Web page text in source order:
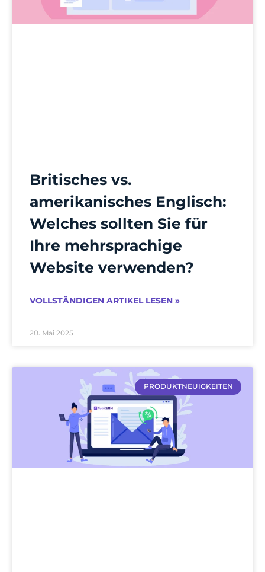
Britisches vs.
amerikanisches Englisch:
Welches sollten Sie für
Ihre mehrsprachige
Website verwenden?
VOLLSTÄNDIGEN ARTIKEL LESEN »
20. Mai 2025
PRODUKTNEUIGKEITEN